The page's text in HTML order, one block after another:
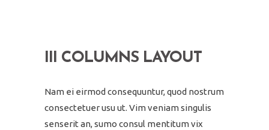
III COLUMNS LAYOUT
Nam ei eirmod consequuntur, quod nostrum
consectetuer usu ut. Vim veniam singulis
senserit an, sumo consul mentitum vix